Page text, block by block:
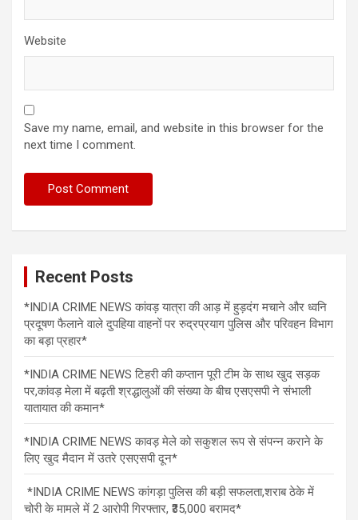
Website
Save my name, email, and website in this browser for the
next time I comment.
Recent Posts
*INDIA CRIME NEWS कांवड़ यात्रा की आड़ में हुड़दंग मचाने और ध्वनि
प्रदूषण फैलाने वाले दुपहिया वाहनों पर रुद्रप्रयाग पुलिस और परिवहन विभाग
का बड़ा प्रहार*
*INDIA CRIME NEWS टिहरी की कप्तान पूरी टीम के साथ खुद सड़क
पर,कांवड़ मेला में बढ़ती श्रद्धालुओं की संख्या के बीच एसएसपी ने संभाली
यातायात की कमान*
*INDIA CRIME NEWS कावड़ मेले को सकुशल रूप से संपन्न कराने के
लिए खुद मैदान में उतरे एसएसपी दून*
*INDIA CRIME NEWS कांगड़ा पुलिस की बड़ी सफलता,शराब ठेके में
चोरी के मामले में 2 आरोपी गिरफ्तार, ₹35,000 बरामद*